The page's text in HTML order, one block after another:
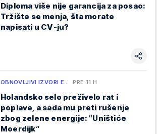
Diploma više nije garancija za posao:
Tržište se menja, šta morate
napisati u CV-ju?
OBNOVLJIVI IZVORI E… PRE 11 H
Holandsko selo preživelo rat i
poplave, a sada mu preti rušenje
zbog zelene energije: "Uništiće
Moerdijk“